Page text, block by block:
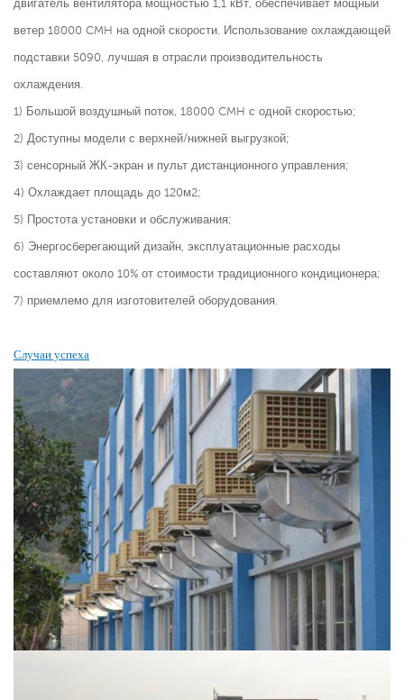
двигатель вентилятора мощностью 1,1 кВт, обеспечивает мощный
ветер 18000 CMH на одной скорости. Использование охлаждающей
подставки 5090, лучшая в отрасли производительность
охлаждения.
1) Большой воздушный поток, 18000 CMH с одной скоростью;
2) Доступны модели с верхней/нижней выгрузкой;
3) сенсорный ЖК-экран и пульт дистанционного управления;
4) Охлаждает площадь до 120м2;
5) Простота установки и обслуживания;
6) Энергосберегающий дизайн, эксплуатационные расходы
составляют около 10% от стоимости традиционного кондиционера;
7) приемлемо для изготовителей оборудования.
Случаи успеха